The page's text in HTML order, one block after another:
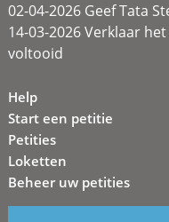
02-04-2026 Geef Tata
14-03-2026 Verklaar
voltooid
Help
Start een petitie
Petities
Loketten
Beheer uw petities